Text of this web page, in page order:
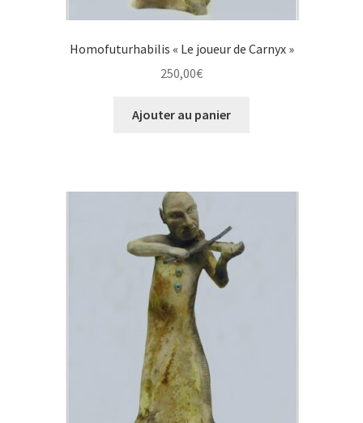
Homofuturhabilis « Le joueur de Carnyx »
250,00€
Ajouter au panier